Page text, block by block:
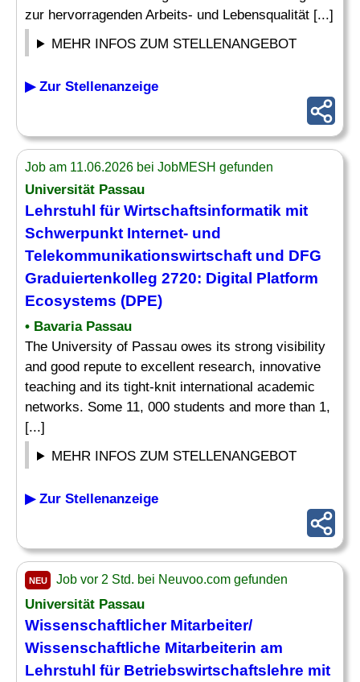
zur hervorragenden Arbeits- und Lebensqualität [...]
MEHR INFOS ZUM STELLENANGEBOT
▶ Zur Stellenanzeige
Job am 11.06.2026 bei JobMESH gefunden
Universität Passau
Lehrstuhl für Wirtschaftsinformatik mit
Schwerpunkt Internet- und
Telekommunikationswirtschaft und DFG
Graduiertenkolleg 2720: Digital Platform
Ecosystems (DPE)
• Bavaria Passau
The University of Passau owes its strong visibility
and good repute to excellent research, innovative
teaching and its tight-knit international academic
networks. Some 11, 000 students and more than 1,
[...]
MEHR INFOS ZUM STELLENANGEBOT
▶ Zur Stellenanzeige
NEU Job vor 2 Std. bei Neuvoo.com gefunden
Universität Passau
Wissenschaftlicher Mitarbeiter/
Wissenschaftliche Mitarbeiterin am
Lehrstuhl für Betriebswirtschaftslehre mit